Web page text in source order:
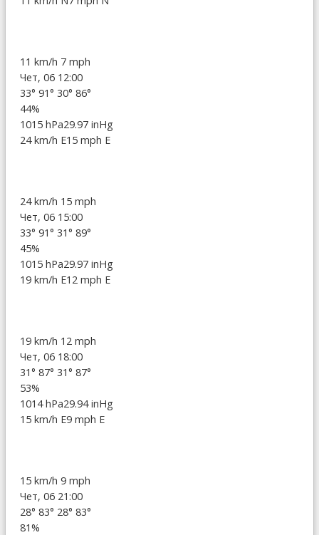
11 km/h 7 mph
Чет, 06 12:00
33° 91° 30° 86°
44%
1015 hPa29.97 inHg
24 km/h E15 mph E
24 km/h 15 mph
Чет, 06 15:00
33° 91° 31° 89°
45%
1015 hPa29.97 inHg
19 km/h E12 mph E
19 km/h 12 mph
Чет, 06 18:00
31° 87° 31° 87°
53%
1014 hPa29.94 inHg
15 km/h E9 mph E
15 km/h 9 mph
Чет, 06 21:00
28° 83° 28° 83°
81%